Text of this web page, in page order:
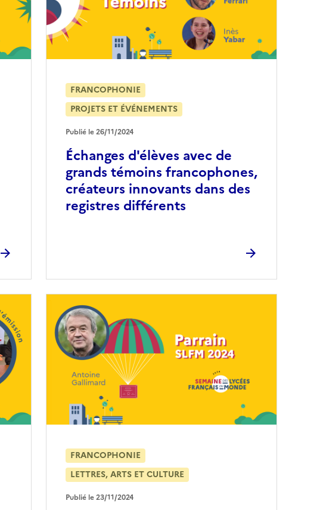
Échanges d'élèves avec de
grands témoins francophones,
créateurs innovants dans des
registres différents
FRANCOPHONIE
PROJETS ET ÉVÉNEMENTS
Publié le 26/11/2024
FRANCOPHONIE
LETTRES, ARTS ET CULTURE
Publié le 23/11/2024